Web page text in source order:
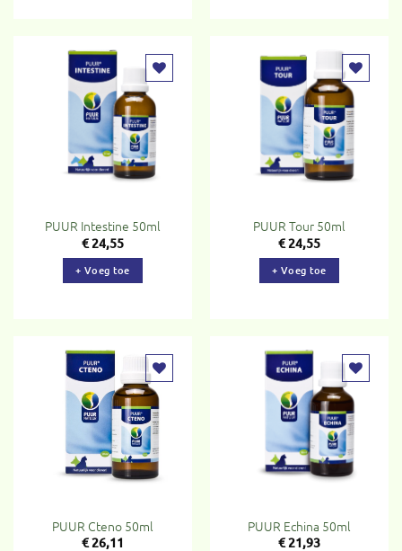
Toevoegen
aan
verlanglijst
PUUR Intestine 50ml
€24,55
+ Voeg toe
Toevoegen
aan
verlanglijst
PUUR Tour 50ml
€24,55
+ Voeg toe
Toevoegen
aan
verlanglijst
PUUR Cteno 50ml
€26,11
Toevoegen
aan
verlanglijst
PUUR Echina 50ml
€21,93